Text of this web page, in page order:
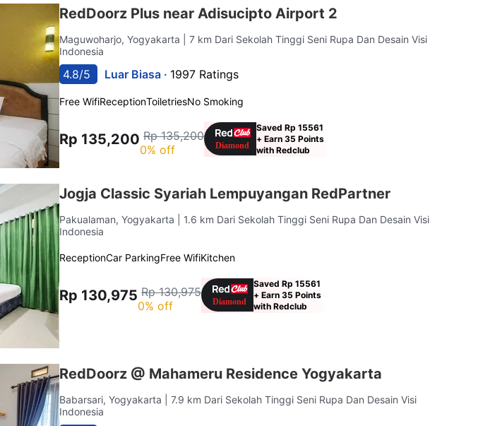
RedDoorz Plus near Adisucipto Airport 2
Maguwoharjo, Yogyakarta
| 7 km Dari Sekolah Tinggi Seni Rupa Dan Desain Visi
Indonesia
4.8/5 Luar Biasa · 1997 Ratings
Free WifiReceptionToiletriesNo Smoking
Rp 135,200 Rp 135,200
0% off
Saved Rp 15561
+ Earn 35 Points
with Redclub
Jogja Classic Syariah Lempuyangan RedPartner
Pakualaman, Yogyakarta
| 1.6 km Dari Sekolah Tinggi Seni Rupa Dan Desain Visi
Indonesia
ReceptionCar ParkingFree WifiKitchen
Rp 130,975 Rp 130,975
0% off
Saved Rp 15561
+ Earn 35 Points
with Redclub
RedDoorz @ Mahameru Residence Yogyakarta
Babarsari, Yogyakarta
| 7.9 km Dari Sekolah Tinggi Seni Rupa Dan Desain Visi
Indonesia